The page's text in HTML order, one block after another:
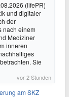
(lifePR)
und digitaler
der
nach einem
Mediziner
inneren
Sie
vor 2 Stunden
am SKZ